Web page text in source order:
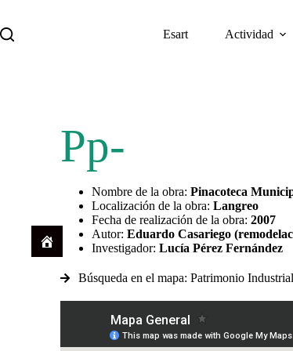
Esart Actividad
Pp-
Nombre de la obra:Pinacoteca
Localización de la obra:Langreo
Fecha de realización de la obra:2007
Autor:Eduardo Casariego
Investigador:Lucía Pérez Fernández
Búsqueda en el mapa: Patrimonio Industrial